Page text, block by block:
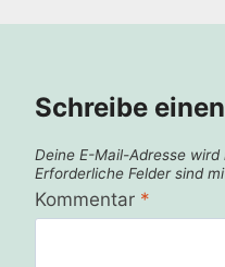
Schreibe
Deine E-Mail-Adresse
Erforderliche Felder sind
Kommentar *